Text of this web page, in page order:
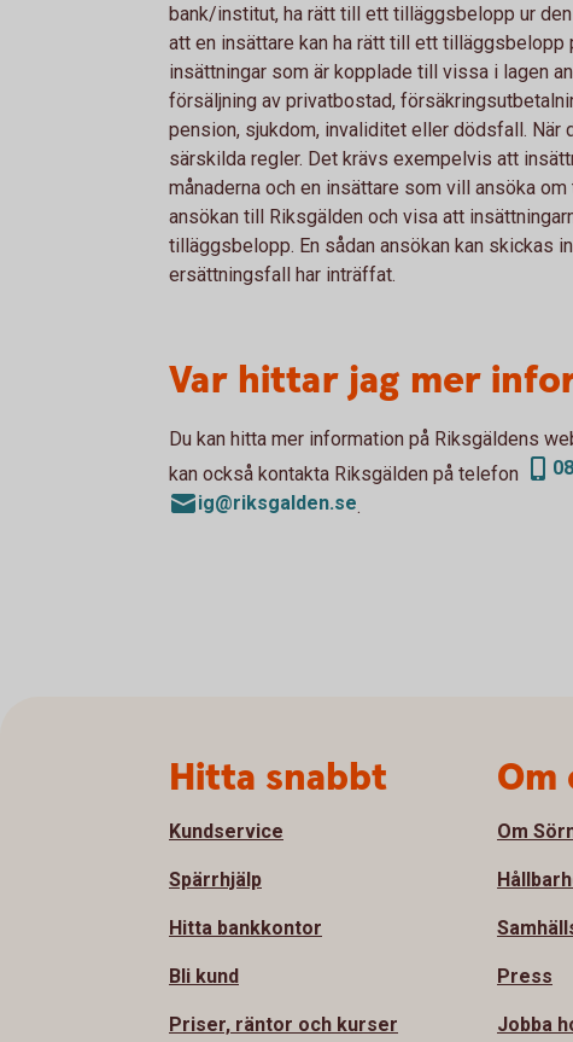
bank/institut, ha rätt till ett tilläggsbelopp ur
att en insättare kan ha rätt till ett tilläggsbelopp
insättningar som är kopplade till vissa i lagen
försäljning av privatbostad,
pension, sjukdom, invaliditet eller dödsfall.
särskilda regler. Det krävs exempelvis att
månaderna och en insättare som vill ansöka
ansökan till Riksgälden och visa att
tilläggsbelopp. En sådan ansökan kan skickas
ersättningsfall har inträffat.
Var hittar jag mer
Du kan hitta mer information på Riksgäldens
kan också kontakta Riksgälden på telefon
ig@riksgalden.se.
Hitta snabbt
Kundservice
Spärrhjälp
Hitta bankkontor
Bli kund
Priser, räntor och kurser
Om
Om
Press
Jobba